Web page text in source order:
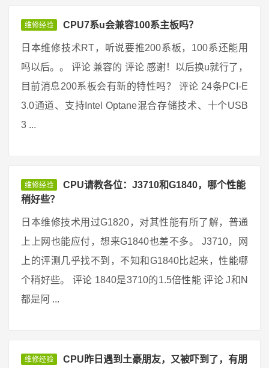
维修经验 CPU7系u会兼容100系主板吗？
日本维修技术RT，听说要推200系板，100系还能用
吗以后。。 评论 兼容的 评论 感谢！以后换u就行了，
目前消息200系板会有新的特性吗？ 评论 24条PCI-E
3.0通道、支持Intel Optane混合存储技术、十个USB
3 ...
维修经验
CPU请教各位：J3710和G1840，哪个性能
稍好些？
日本维修技术用过G1820，对其性能有所了解，普通
上上网也能应付，想来G1840也差不多。 J3710，网
上的评测几乎找不到，不知和G1840比起来，性能哪
个稍好些。 评论 1840是3710的1.5倍性能 评论 J和N
都是阿 ...
维修经验
CPU昨日遇到土豪朋友，又被吓到了，有朋